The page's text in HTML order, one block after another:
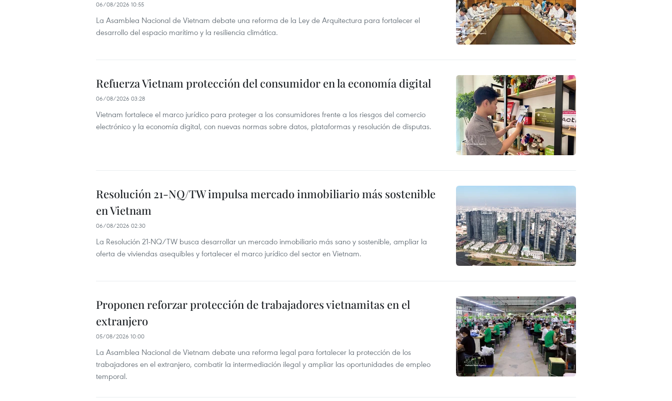
06/08/2026 10:55
La Asamblea Nacional de Vietnam debate una reforma de la Ley de Arquitectura para fortalecer el
desarrollo del espacio marítimo y la resiliencia climática.
Refuerza Vietnam protección del consumidor en la economía digital
06/08/2026 03:28
Vietnam fortalece el marco jurídico para proteger a los consumidores frente a los riesgos del comercio
electrónico y la economía digital, con nuevas normas sobre datos, plataformas y resolución de disputas.
Resolución 21-NQ/TW impulsa mercado inmobiliario más sostenible
en Vietnam
06/08/2026 02:30
La Resolución 21-NQ/TW busca desarrollar un mercado inmobiliario más sano y sostenible, ampliar la
oferta de viviendas asequibles y fortalecer el marco jurídico del sector en Vietnam.
Proponen reforzar protección de trabajadores vietnamitas en el
extranjero
05/08/2026 10:00
La Asamblea Nacional de Vietnam debate una reforma legal para fortalecer la protección de los
trabajadores en el extranjero, combatir la intermediación ilegal y ampliar las oportunidades de empleo
temporal.